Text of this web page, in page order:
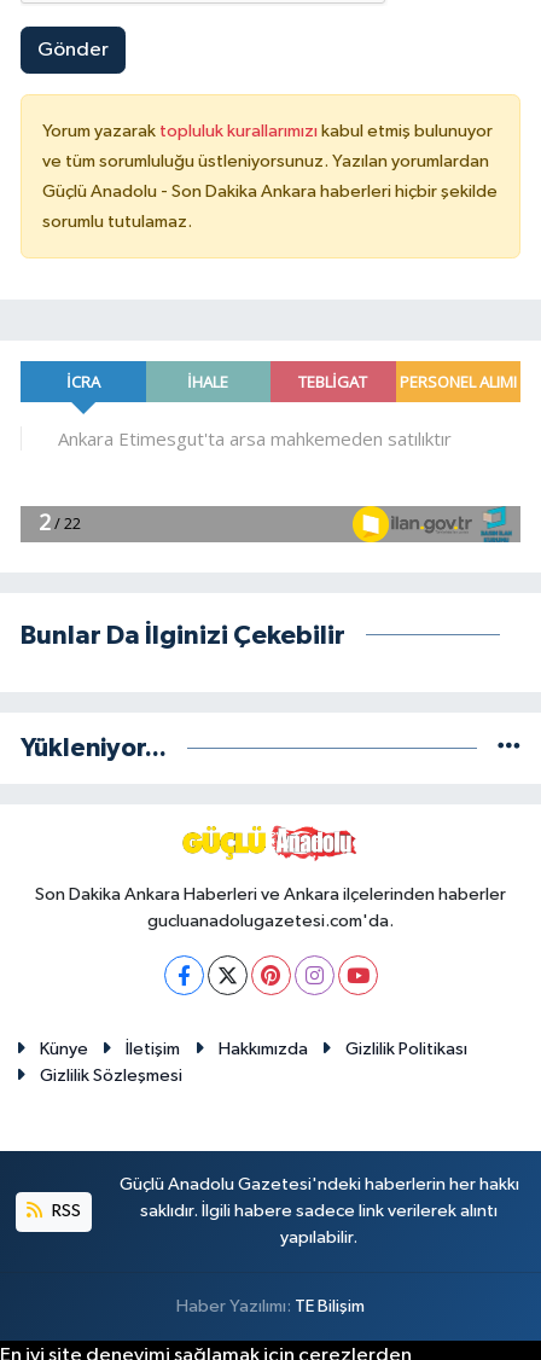
Gönder
Yorum yazarak topluluk kurallarımızı kabul etmiş bulunuyor
ve tüm sorumluluğu üstleniyorsunuz. Yazılan yorumlardan
Güçlü Anadolu - Son Dakika Ankara haberleri hiçbir şekilde
sorumlu tutulamaz.
Bunlar Da İlginizi Çekebilir
Yükleniyor...
Son Dakika Ankara Haberleri ve Ankara ilçelerinden haberler
gucluanadolugazetesi.com'da.
Künye İletişim Hakkımızda
Gizlilik Politikası
Gizlilik Sözleşmesi
RSS
Güçlü Anadolu Gazetesi'ndeki haberlerin her hakkı
saklıdır. İlgili habere sadece link verilerek alıntı
yapılabilir.
Haber Yazılımı: TE Bilişim